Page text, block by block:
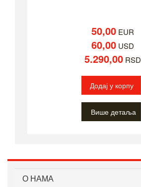
50,00EUR
60,00USD
5.290,00RSD
Додај у корпу
Више детаља
О НАМА